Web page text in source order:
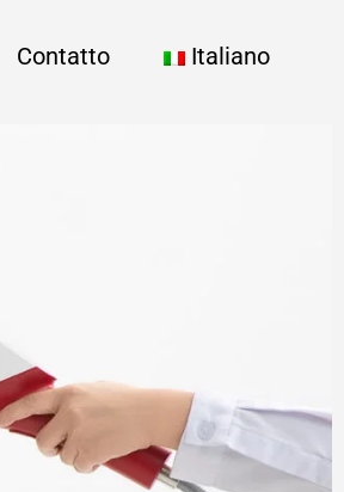
Contatto Italiano